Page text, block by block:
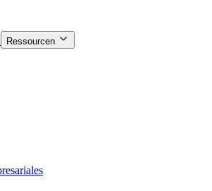
Ressourcen